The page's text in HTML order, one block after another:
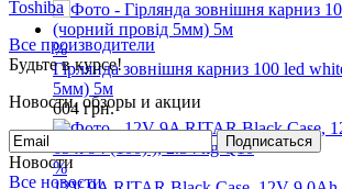
%
Гірлянда зовнішня карниз 100 led
5мм) 5м
604грн.
%
Toshiba
Все производители
Будьте в курсе!
Новости, обзоры и акции
Подписаться
Новости